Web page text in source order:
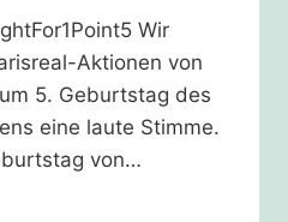
Wir
Aktionen von
5. Geburtstag des
eine laute Stimme.
von…